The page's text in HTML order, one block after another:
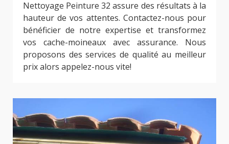
Nettoyage Peinture 32 assure des résultats à la
hauteur de vos attentes. Contactez-nous pour
bénéficier de notre expertise et transformez
vos cache-moineaux avec assurance. Nous
proposons des services de qualité au meilleur
prix alors appelez-nous vite!